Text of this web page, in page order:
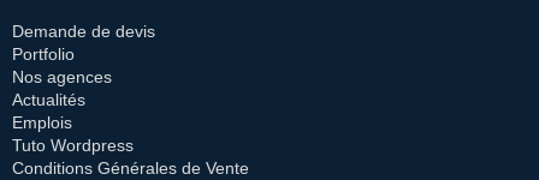
Demande de devis
Portfolio
Nos agences
Actualités
Emplois
Tuto Wordpress
Conditions Générales de Vente